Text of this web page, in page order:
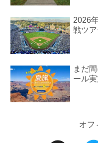
2026
戦ツア
まだ
ール
オフ